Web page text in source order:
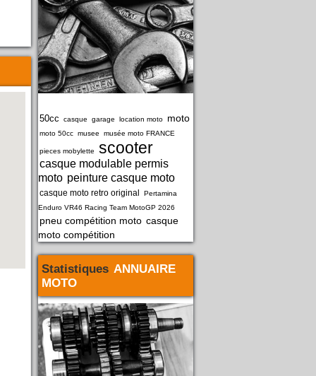
50cc casque garage location moto moto
moto 50cc musee musée moto FRANCE
pieces mobylette scooter
casque modulable permis
moto peinture casque moto
casque moto retro original
Pertamina
Enduro VR46 Racing Team MotoGP 2026
pneu compétition moto casque
moto compétition
Statistiques ANNUAIRE
MOTO